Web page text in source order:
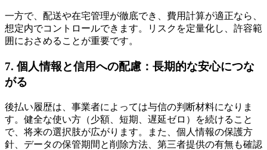
一方で、配送や在宅管理が徹底でき、費用計算が適正なら、
想定内でコントロールできます。リスクを定量化し、許容範
囲におさめることが重要です。
7. 個人情報と信用への配慮：長期的な安心につな
がる
後払い履歴は、事業者によっては与信の判断材料になりま
す。健全な使い方（少額、短期、遅延ゼロ）を続けること
で、将来の選択肢が広がります。また、個人情報の保護方
針、データの保管期間と削除方法、第三者提供の有無も確認